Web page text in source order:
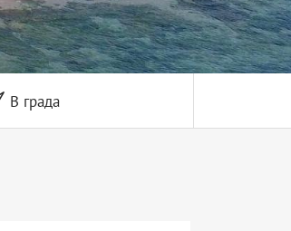
В града